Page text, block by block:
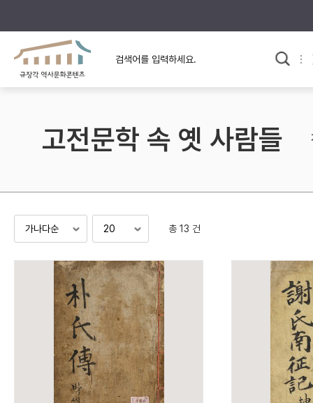
규장각의 어제와 오늘
규장각 소개영상
사료와 문학으로 본
고대
고려
조선 후기
검색 연산자 사용안내
연산자
AND
“정조”와 “정약
OR “정조” 또는 “
고전문학 속 옛 사람들
총 13 건